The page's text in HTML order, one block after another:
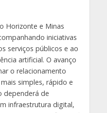
Horizonte e Minas
iniciativas
serviços públicos e ao
artificial. O avanço
o relacionamento
simples, rápido e
dependerá de
infraestrutura digital,